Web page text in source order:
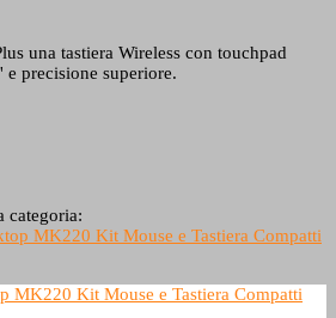
una tastiera Wireless con touchpad
precisione superiore.
categoria:
MK220 Kit Mouse e Tastiera Compatti